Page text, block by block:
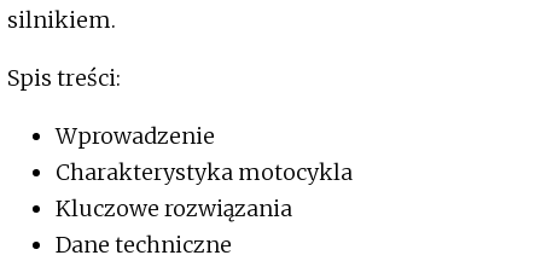
silnikiem.
Spis treści:
Wprowadzenie
Charakterystyka motocykla
Kluczowe rozwiązania
Dane techniczne